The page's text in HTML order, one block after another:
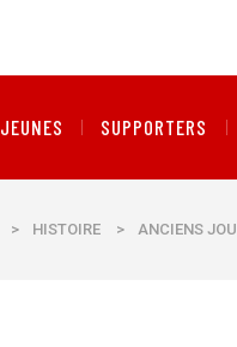
JEUNES SUPPORTERS
> HISTOIRE > ANCIENS